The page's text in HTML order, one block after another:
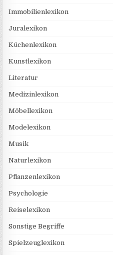
Immobilienlexikon
Juralexikon
Küchenlexikon
Kunstlexikon
Literatur
Medizinlexikon
Möbellexikon
Modelexikon
Musik
Naturlexikon
Pflanzenlexikon
Psychologie
Reiselexikon
Sonstige Begriffe
Spielzeuglexikon